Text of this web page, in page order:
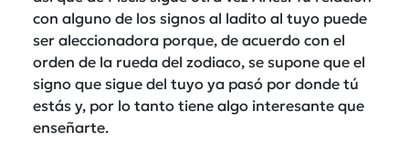
con alguno de los signos al ladito al tuyo puede
ser aleccionadora porque, de acuerdo con el
orden de la rueda del zodiaco, se supone que el
signo que sigue del tuyo ya pasó por donde tú
estás y, por lo tanto tiene algo interesante que
enseñarte.